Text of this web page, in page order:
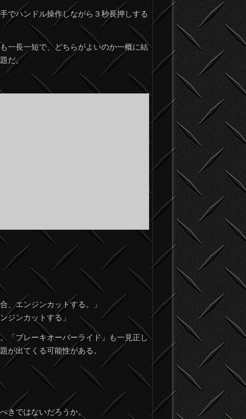
でハンドル操作しながら３秒長押しする
一長一短で、どちらがよいのか一概に結
だ。
、エンジンカットする。」
ジンカットする」
「ブレーキオーバーライド」も一見正し
出てくる可能性がある。
ではないだろうか。